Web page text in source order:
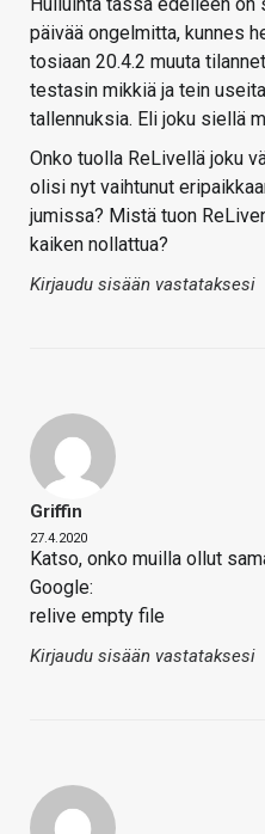
päivää ongelmitta, kunnes
tosiaan 20.4.2 muuta
testasin mikkiä ja tein
tallennuksia. Eli joku siellä
Onko tuolla ReLivellä joku
olisi nyt vaihtunut
jumissa? Mistä tuon
kaiken nollattua?
Kirjaudu sisään vastataksesi
Griffin
27.4.2020
Katso, onko muilla ollut
Google:
relive empty file
Kirjaudu sisään vastataksesi